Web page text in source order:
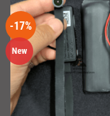
-17%
New